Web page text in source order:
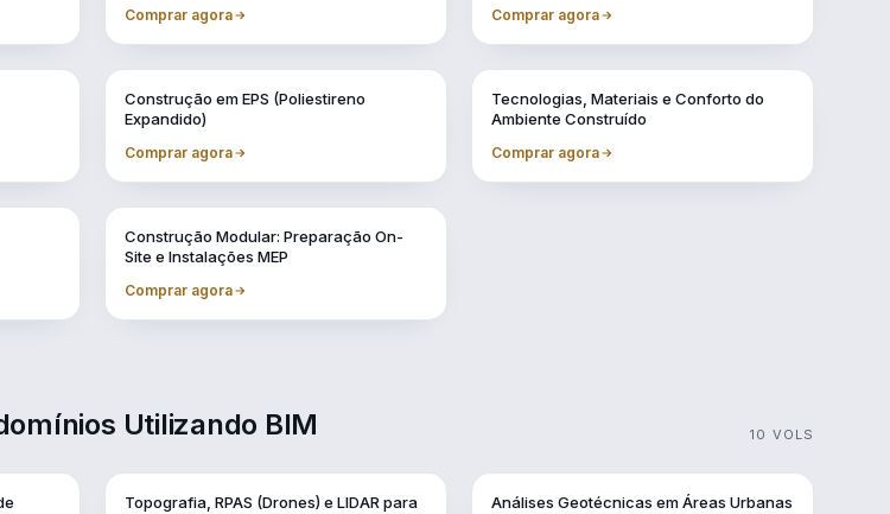
Comprar agora Comprar agora
Construção em EPS (Poliestireno
Expandido)
Comprar agora
Tecnologias, Materiais e Conforto do
Ambiente Construído
Comprar agora
Construção Modular: Preparação On-
Site e Instalações MEP
Comprar agora
Utilizando BIM 10 VOLS
Topografia, RPAS (Drones) e LIDAR para
Vol. 3
Análises Geotécnicas em Áreas Urbanas